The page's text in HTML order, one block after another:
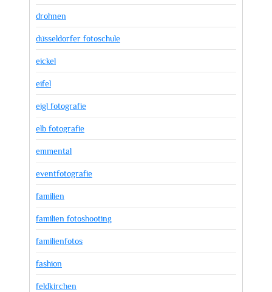
drohnen
düsseldorfer fotoschule
eickel
eifel
eigl fotografie
elb fotografie
emmental
eventfotografie
familien
familien fotoshooting
familienfotos
fashion
feldkirchen